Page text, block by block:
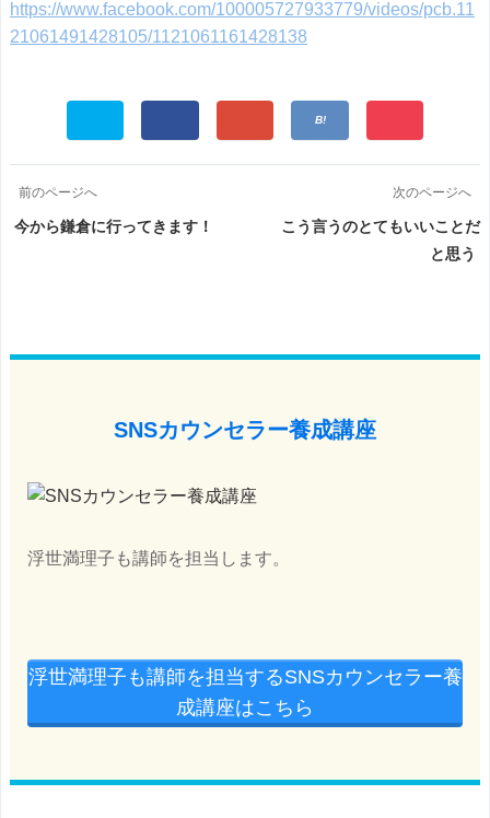
https://www.facebook.com/100005727933779/videos/pcb.11
21061491428105/1121061161428138
前のページへ
今から鎌倉に行ってきます！
次のページへ
こう言うのとてもいいことだ
と思う
SNSカウンセラー養成講座
浮世満理子も講師を担当します。
浮世満理子も講師を担当するSNSカウンセラー養
成講座はこちら